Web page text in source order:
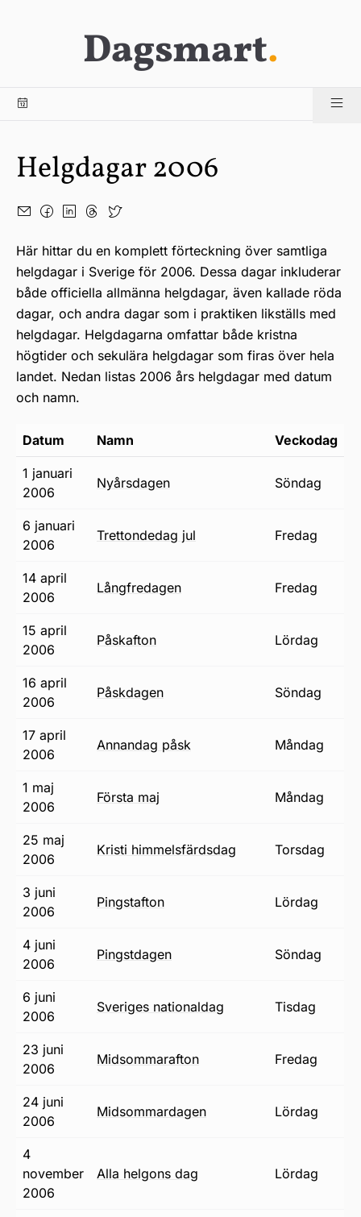
Dagsmart.
Helgdagar 2006
Här hittar du en komplett förteckning över samtliga
helgdagar i Sverige för 2006. Dessa dagar inkluderar
både officiella allmänna helgdagar, även kallade röda
dagar, och andra dagar som i praktiken likställs med
helgdagar. Helgdagarna omfattar både kristna
högtider och sekulära helgdagar som firas över hela
landet. Nedan listas 2006 års helgdagar med datum
och namn.
Datum Namn Veckodag
1 januari
2006
nyårsdagen söndag
6 januari
2006
trettondedag jul fredag
14 april
2006
långfredagen fredag
15 april
2006
påskafton lördag
16 april
2006
påskdagen söndag
17 april
2006
annandag påsk måndag
1 maj
2006
första maj måndag
25 maj
2006
Kristi himmelsfärdsdag torsdag
3 juni
2006
pingstafton lördag
4 juni
2006
pingstdagen söndag
6 juni
2006
Sveriges nationaldag tisdag
23 juni
2006
midsommarafton fredag
24 juni
2006
midsommardagen lördag
4
november
2006
alla helgons dag lördag